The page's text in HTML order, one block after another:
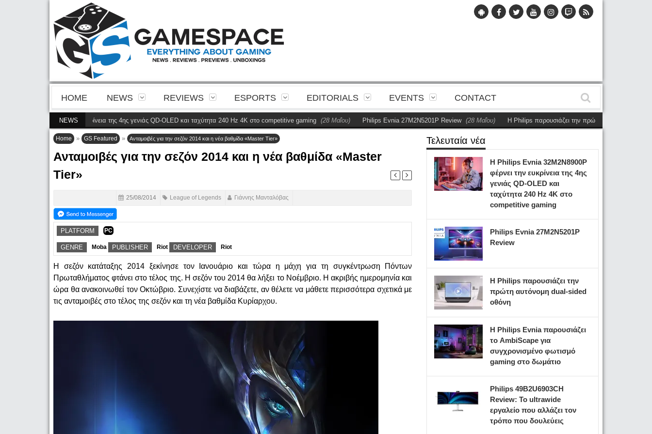
HOME NEWS REVIEWS ESPORTS EDITORIALS EVENTS CONTACT
NEWS
φέρνει την ευκρίνεια της 4ης γενιάς QD-OLED και ταχύτητα 240 Hz 4K στο competitive gaming (28 Μαΐου) Philips Evnia 27M2N5201P Review (28 Μαΐου) Η Philips παρουσιάζει την πρώτη αυτόνομη dual-sided
Home » GS Featured » Ανταμοιβές για την σεζόν 2014 και η νέα βαθμίδα «Master Tier»
Ανταμοιβές για την σεζόν 2014 και η νέα βαθμίδα «Master
Tier»
25/08/2014 League of Legends Γιάννης Μανταλόβας
PLATFORM PC
GENRE Moba PUBLISHER Riot DEVELOPER Riot
Η σεζόν κατάταξης 2014 ξεκίνησε τον Ιανουάριο και τώρα η μάχη για τη συγκέντρωση Πόντων
Πρωταθλήματος φτάνει στο τέλος της. Η σεζόν του 2014 θα λήξει το Νοέμβριο. Η ακριβής ημερομηνία και
ώρα θα ανακοινωθεί τον Οκτώβριο. Συνεχίστε να διαβάζετε, αν θέλετε να μάθετε περισσότερα σχετικά με
τις ανταμοιβές στο τέλος της σεζόν και τη νέα βαθμίδα Κυρίαρχου.
Τελευταία νέα
Η Philips Evnia 32M2N8900P
φέρνει την ευκρίνεια της 4ης
γενιάς QD-OLED και
ταχύτητα 240 Hz 4K στο
competitive gaming
Philips Evnia 27M2N5201P
Review
Η Philips παρουσιάζει την
πρώτη αυτόνομη dual-sided
οθόνη
Η Philips Evnia παρουσιάζει
το AmbiScape για
συγχρονισμένο φωτισμό
gaming στο δωμάτιο
Philips 49B2U6903CH
Review: Το ultrawide
εργαλείο που αλλάζει τον
τρόπο που δουλεύεις